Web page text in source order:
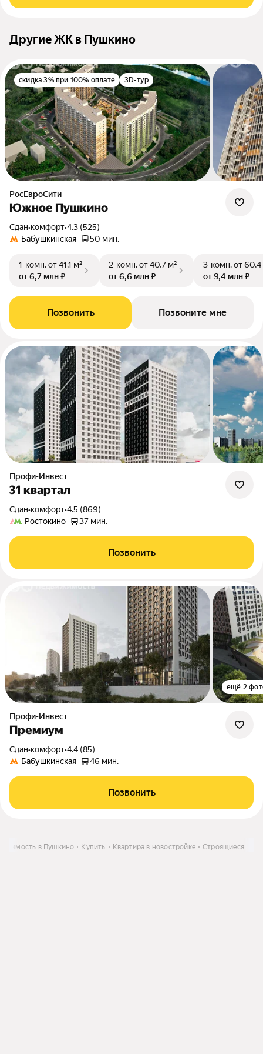
Другие ЖК в Пушкино
скидка 3% при 100% оплате 3D-тур
РосЕвроСити
Южное Пушкино
Сдан•комфорт•4.3 (525)
Бабушкинская
50 мин.
1-комн.от 41,1 м²
от 6,7 млн ₽
2-комн.от 40,7 м²
от 6,6 млн ₽
3-комн.от 60,4
от 9,4 млн ₽
Позвонить Позвоните мне
Профи-Инвест
31 квартал
Сдан•комфорт•4.5 (869)
Ростокино
37 мин.
Позвонить
ещё 2
Профи-Инвест
Премиум
Сдан•комфорт•4.4 (85)
Бабушкинская
46 мин.
Позвонить
Строящиеся
Квартира в новостройке
Купить
в Пушкино